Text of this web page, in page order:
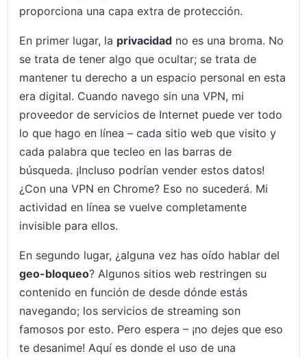
proporciona una capa extra de protección.
En primer lugar, la privacidad no es una broma. No
se trata de tener algo que ocultar; se trata de
mantener tu derecho a un espacio personal en esta
era digital. Cuando navego sin una VPN, mi
proveedor de servicios de Internet puede ver todo
lo que hago en línea – cada sitio web que visito y
cada palabra que tecleo en las barras de
búsqueda. ¡Incluso podrían vender estos datos!
¿Con una VPN en Chrome? Eso no sucederá. Mi
actividad en línea se vuelve completamente
invisible para ellos.
En segundo lugar, ¿alguna vez has oído hablar del
geo-bloqueo? Algunos sitios web restringen su
contenido en función de desde dónde estás
navegando; los servicios de streaming son
famosos por esto. Pero espera – ¡no dejes que eso
te desanime! Aquí es donde el uso de una